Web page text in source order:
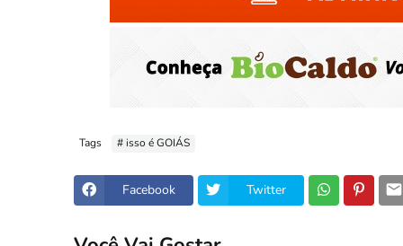
Tags # isso é GOIÁS
Facebook Twitter